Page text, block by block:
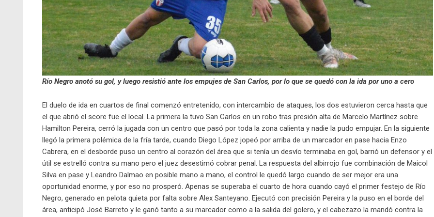
Río Negro anotó su gol, y luego resistió ante los empujes de San Carlos, por lo que se quedó con la ida por uno a cero
El duelo de ida en cuartos de final comenzó entretenido, con intercambio de ataques, los dos estuvieron cerca hasta que
el que abrió el score fue el local. La primera la tuvo San Carlos en un robo tras presión alta de Marcelo Martínez sobre
Hamilton Pereira, cerró la jugada con un centro que pasó por toda la zona calienta y nadie la pudo empujar. En la siguiente
llegó la primera polémica de la fría tarde, cuando Diego López jopeó por arriba de un marcador en pase hacia Enzo
Cabrera, en el desborde puso un centro al corazón del área que si tenía un desvío terminaba en gol, barrió un defensor y el
útil se estrelló contra su mano pero el juez desestimó cobrar penal. La respuesta del albirrojo fue combinación de Maicol
Silva en pase y Leandro Dalmao en posible mano a mano, el control le quedó largo cuando de ser mejor era una
oportunidad enorme, y por eso no prosperó. Apenas se superaba el cuarto de hora cuando cayó el primer festejo de Río
Negro, generado en pelota quieta por falta sobre Alex Santeyano. Ejecutó con precisión Pereira y la puso en el borde del
área, anticipó José Barreto y le ganó tanto a su marcador como a la salida del golero, y el cabezazo la mandó contra la